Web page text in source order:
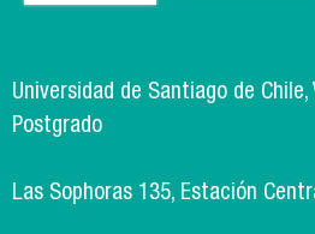
Universidad de Santiago de
Postgrado
Las Sophoras 135, Estación